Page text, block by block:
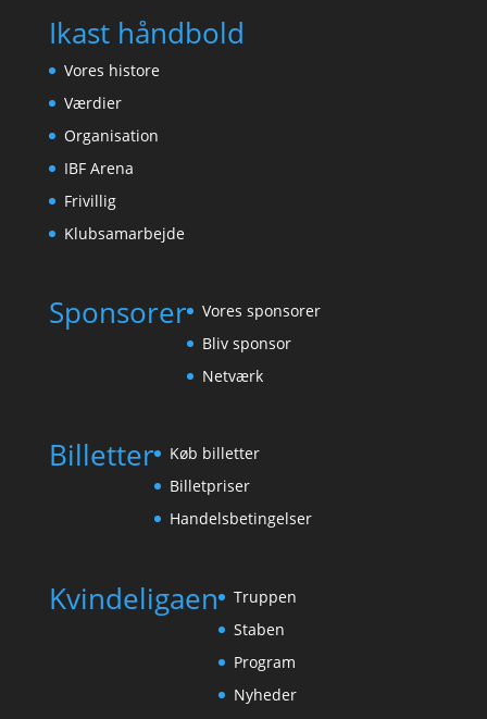
Ikast håndbold
Vores histore
Værdier
Organisation
IBF Arena
Frivillig
Klubsamarbejde
Sponsorer
Vores sponsorer
Bliv sponsor
Netværk
Billetter
Køb billetter
Billetpriser
Handelsbetingelser
Kvindeligaen
Truppen
Staben
Program
Nyheder